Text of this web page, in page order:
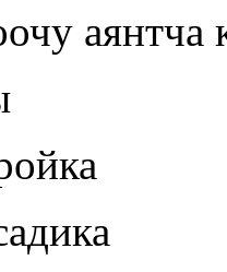
аянтча